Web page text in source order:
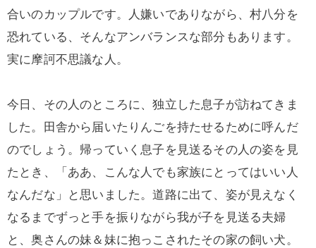
合いのカップルです。人嫌いでありながら、村八分を
恐れている、そんなアンバランスな部分もあります。
実に摩訶不思議な人。
今日、その人のところに、独立した息子が訪ねてきま
した。田舎から届いたりんごを持たせるために呼んだ
のでしょう。帰っていく息子を見送るその人の姿を見
たとき、「ああ、こんな人でも家族にとってはいい人
なんだな」と思いました。道路に出て、姿が見えなく
なるまでずっと手を振りながら我が子を見送る夫婦
と、奥さんの妹＆妹に抱っこされたその家の飼い犬。